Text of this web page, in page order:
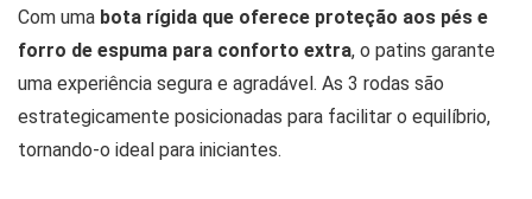
Com uma bota rígida que oferece proteção aos pés e
forro de espuma para conforto extra, o patins garante
uma experiência segura e agradável. As 3 rodas são
estrategicamente posicionadas para facilitar o equilíbrio,
tornando-o ideal para iniciantes.